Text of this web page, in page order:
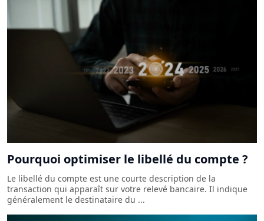
Pourquoi optimiser le libellé du compte ?
Le libellé du compte est une courte description de la
transaction qui apparaît sur votre relevé bancaire. Il indique
généralement le destinataire du ...